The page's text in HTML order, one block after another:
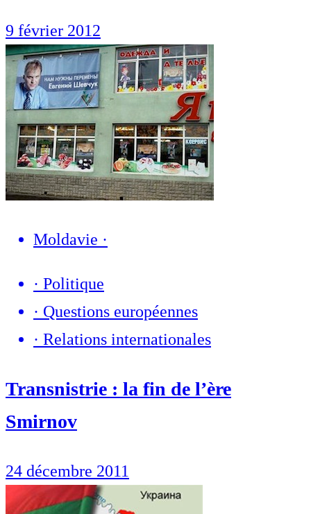
9 février 2012
Moldavie ·
· Politique
· Questions européennes
· Relations internationales
Transnistrie : la fin de l’ère
Smirnov
24 décembre 2011